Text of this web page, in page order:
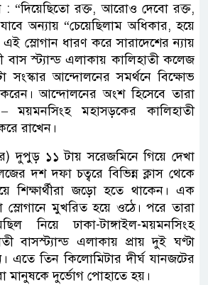
: “দিয়েছিতো রক্ত, আরোও দেবো রক্ত,
অন্যায় “চেয়েছিলাম অধিকার, হয়ে
স্লোগান ধারণ করে সারাদেশের ন্যায়
বাস স্ট্যান্ড এলাকায় কালিহাতী কলেজ
সংস্কার আন্দোলনের সমর্থনে বিক্ষোভ
আন্দোলনের অংশ হিসেবে তারা
ময়মনসিংহ মহাসড়কের কালিহাতী
রাখেন।
দুপুড় ১১ টায় সরেজমিনে গিয়ে দেখা
দশ দফা চত্বরে বিভিন্ন ক্লাস থেকে
শিক্ষার্থীরা জড়ো হতে থাকেন। এক
স্লোগানে মুখরিত হয়ে ওঠে। পরে তারা
নিয়ে ঢাকা-টাঙ্গাইল-ময়মনসিংহ
বাসস্ট্যান্ড এলাকায় প্রায় দুই ঘণ্টা
এতে তিন কিলোমিটার দীর্ঘ যানজটের
মানুষকে দুর্ভোগ পোহাতে হয়।